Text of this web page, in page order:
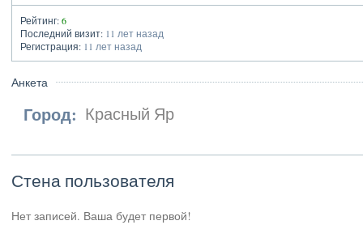
Рейтинг: 6
Последний визит: 11 лет назад
Регистрация: 11 лет назад
Анкета
Город: Красный Яр
Стена пользователя
Нет записей. Ваша будет первой!